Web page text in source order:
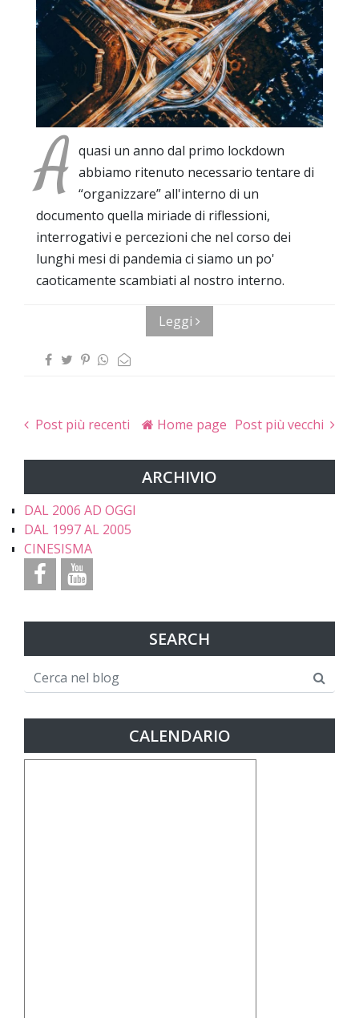
A quasi un anno dal primo lockdown
abbiamo ritenuto necessario tentare di
“organizzare” all'interno di un
documento quella miriade di riflessioni,
interrogativi e percezioni che nel corso dei
lunghi mesi di pandemia ci siamo un po'
caoticamente scambiati al nostro interno.
Leggi
Post più recenti Post più vecchi
Home page
ARCHIVIO
DAL 2006 AD OGGI
DAL 1997 AL 2005
CINESISMA
SEARCH
CALENDARIO